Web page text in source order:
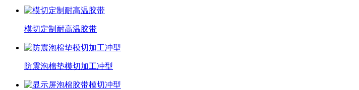
模切定制耐高温胶带
防震泡棉垫模切加工冲型